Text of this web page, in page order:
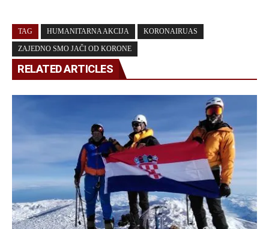
TAG HUMANITARNA AKCIJA KORONAIRUAS
ZAJEDNO SMO JAČI OD KORONE
RELATED ARTICLES